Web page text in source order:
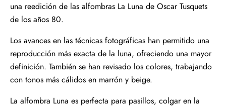
una reedición de las alfombras La Luna de Oscar Tusquets
de los años 80.
Los avances en las técnicas fotográficas han permitido una
reproducción más exacta de la luna, ofreciendo una mayor
definición. También se han revisado los colores, trabajando
con tonos más cálidos en marrón y beige.
La alfombra Luna es perfecta para pasillos, colgar en la